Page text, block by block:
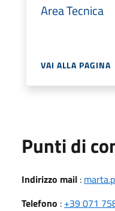
Area Tecnica
VAI ALLA PAGINA
Punti di
Indirizzo mail :
Telefono : +39 071